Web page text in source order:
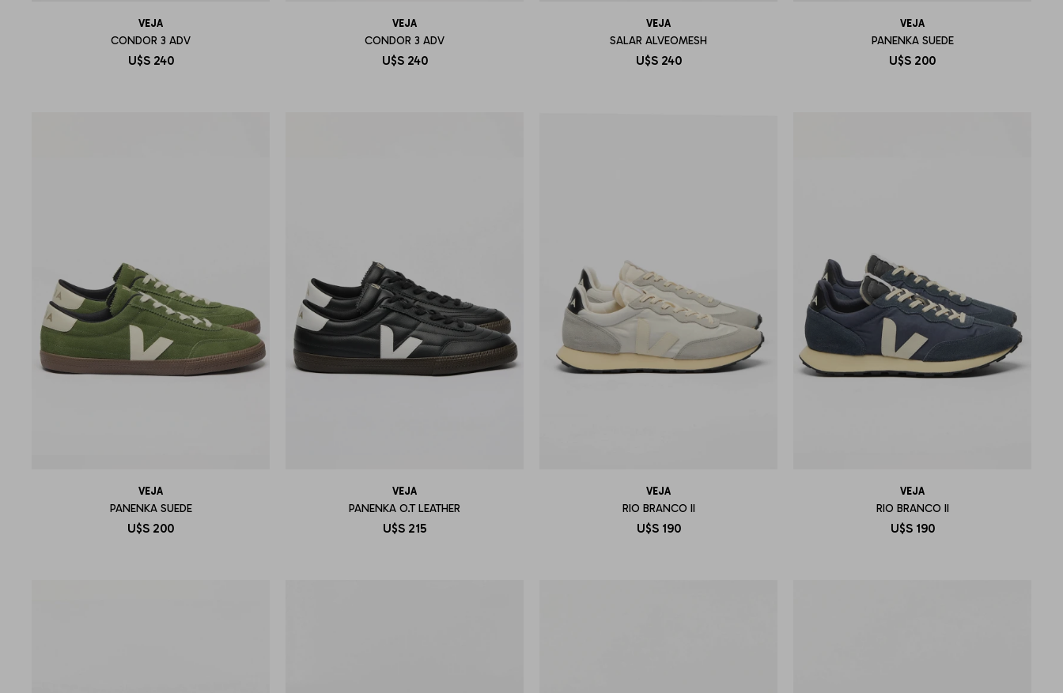
VEJA
CONDOR 3 ADV
U$S 240
VEJA
CONDOR 3 ADV
U$S 240
VEJA
SALAR ALVEOMESH
U$S 240
VEJA
PANENKA SUEDE
U$S 200
VEJA
PANENKA SUEDE
U$S 200
VEJA
PANENKA O.T LEATHER
U$S 215
VEJA
RIO BRANCO II
U$S 190
VEJA
RIO BRANCO II
U$S 190